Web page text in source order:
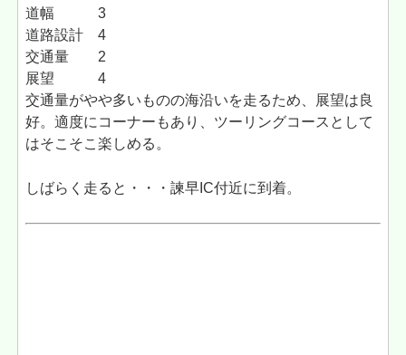
道幅 3
道路設計 4
交通量 2
展望 4
交通量がやや多いものの海沿いを走るため、展望は良
好。適度にコーナーもあり、ツーリングコースとして
はそこそこ楽しめる。
しばらく走ると・・・諫早IC付近に到着。